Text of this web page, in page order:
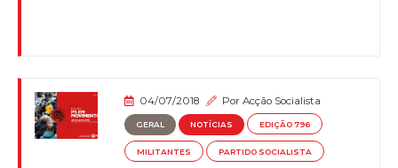
04/07/2018 PorAcção Socialista
GERAL NOTÍCIAS EDIÇÃO 796
MILITANTES PARTIDO SOCIALISTA